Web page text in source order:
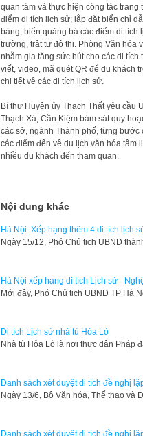
quan tâm và thực hiện công tác
điểm di tích lịch sử; lắp đặt biển chỉ
bảng, biển quảng bá các điểm di
trường, trật tự đô thị. Phòng Văn hóa
nhằm gia tăng sức hút cho các di
viết, video, mã quét QR để du khách
chi tiết về các di tích lịch sử.
Bí thư Huyện ủy Thạch Thất yêu cầu
Thạch Xá, Cần Kiệm bám sát quy
các sở, ngành Thành phố, từng
các điểm đến về du lịch văn hóa tâm
nhiều du khách đến tham quan.
Nội dung khác
Hà Nội: Xếp hạng thêm 4 di tích lịch
Ngày 15/12, Phó Chủ tịch UBND
Hà Nội xếp hạng di tích Lịch sử -
Mới đây, Phó Chủ tịch UBND TP Hà
Di tích Lịch sử nhà tù Hỏa Lò
Nhà tù Hỏa Lò là nơi thực dân Pháp
Danh sách xét duyệt di tích đề nghị
Ngày 13/6, Bộ Văn hóa, Thể thao và
Danh sách xét duyệt di tích đề nghị